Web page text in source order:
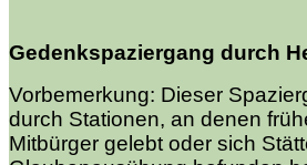
Gedenkspaziergang durch
Vorbemerkung: Dieser
durch Stationen, an denen
Mitbürger gelebt oder sich